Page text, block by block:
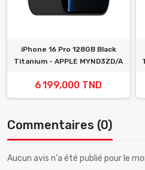
iPhone 16 Pro 128GB Black
Titanium - APPLE MYND3ZD/A
6 199,000 TND
Commentaires (0)
Aucun avis n'a été publié pour le